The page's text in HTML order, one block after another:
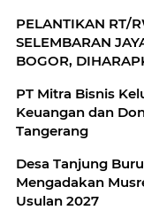
PELANTIKAN RT/
SELEMBARAN
BOGOR,
​PT Mitra Bisnis
Keuangan dan
Tangerang
Desa Tanjung
Mengadakan
Usulan 2027